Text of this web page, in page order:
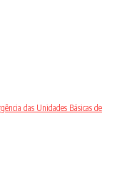
das Unidades Básicas de